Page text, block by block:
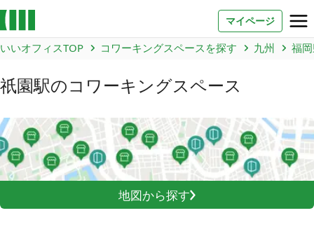
マイページ
よくあるご質問
法人での利用
いいオフィス（コワーキングスペース）
いいオフィスTOP コワーキングスペースを探す 九州 福
祇園駅のコワーキングスペース
地図から探す